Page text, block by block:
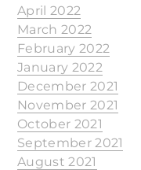
April 2022
March 2022
February 2022
January 2022
December 2021
November 2021
October 2021
September 2021
August 2021